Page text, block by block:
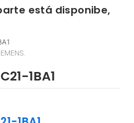
está disponibe,
1BA1